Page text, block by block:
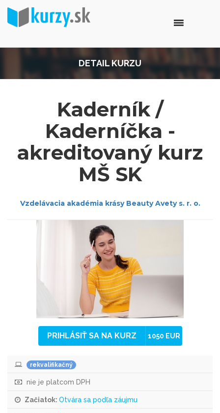
DETAIL KURZU
Kaderník /
Kaderníčka -
akreditovaný kurz
MŠ SK
Vzdelávacia akadémia krásy Beauty Avety s. r. o.
PRIHLÁSIŤ SA NA KURZ 1050 EUR
rekvalifikačný
nie je platcom DPH
Začiatok: Otvára sa podľa záujmu